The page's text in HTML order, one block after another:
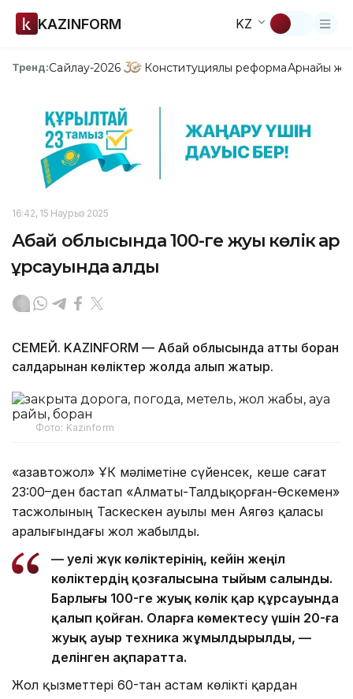
KAZINFORM KZ
Тренд:Сайлау-2026 Конституциялық реформаАрнайы
16:42, 15 Наурыз 2025
Абай облысында 100-ге жуық көлік қар
құрсауында қалды
СЕМЕЙ. KAZINFORM — Абай облысында қатты боран
салдарынан көліктер жолда қалып жатыр.
Фото: Kazinform
«Қазавтожол» ҰК мәліметіне сүйенсек, кеше сағат
23:00–ден бастап «Алматы-Талдықорған-Өскемен»
тасжолының Таскескен ауылы мен Аягөз қаласы
аралығындағы жол жабылды.
— Әуелі жүк көліктерінің, кейін жеңіл
көліктердің қозғалысына тыйым салынды.
Барлығы 100-ге жуық көлік қар құрсауында
қалып қойған. Оларға көмектесу үшін 20-ға
жуық ауыр техника жұмылдырылды, —
делінген ақпаратта.
Жол қызметтері 60-тан астам көлікті қардан